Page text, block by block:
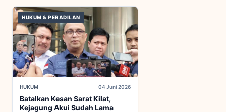
HUKUM & PERADILAN
HUKUM 04 Juni 2026
Batalkan Kesan Sarat Kilat,
Kejagung Akui Sudah Lama